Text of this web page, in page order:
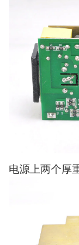
电源上两个厚